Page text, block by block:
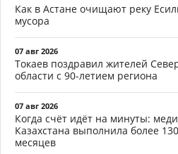
Как в Астане очищают реку
мусора
07 авг 2026
Токаев поздравил жителей
области с 90-летием региона
07 авг 2026
Когда счёт идёт на минуты:
Казахстана выполнила более
месяцев